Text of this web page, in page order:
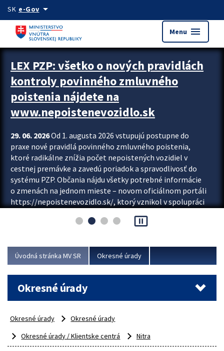
Preskocit na hlavný obsah
SK e-Govarrow_drop_down
Menu menu
Zastavit automatický posun upútavok
LEX PZP: všetko o nových pravidlách
kontroly povinného zmluvného
poistenia nájdete na
www.nepoistenevozidlo.sk
29. 06. 2026Od 1. augusta 2026 vstupujú postupne do
praxe nové pravidlá povinného zmluvného poistenia,
ktoré radikálne znížia počet nepoistených vozidiel v
cestnej premávke a zavedú poriadok a spravodlivosť do
systému PZP. Občania nájdu všetky potrebné informácie
o zmenách na jednom mieste – novom oficiálnom portáli
https://nepoistenevozidlo.sk/, ktorý vznikol v spolupráci
asociácie poisťovní (SLASPO) a Ministerstva vnútra SR.
Viac
pause_presentation
Úvodná stránka MV SR Okresné úrady
Okresné úrady
Okresné úrady
Okresné úrady
Okresné úrady / Klientske centrá
Nitra